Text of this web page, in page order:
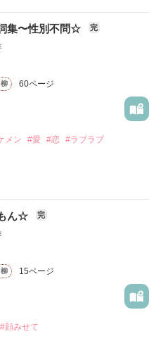
集〜性別不問☆ 完
60ページ
メン #愛 #恋 #ラブラブ
いて嬉しいです。
ん☆ 完
15ページ
#顔みせて